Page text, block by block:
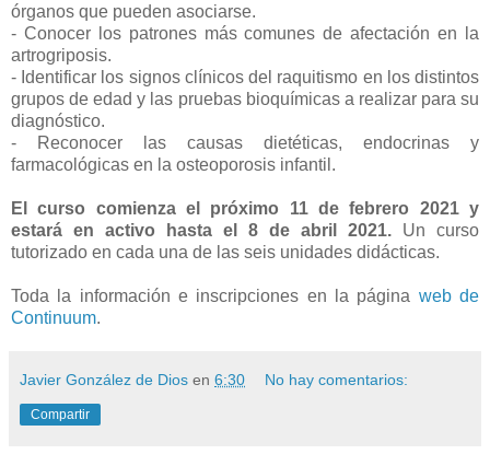
órganos que pueden asociarse.
- Conocer los patrones más comunes de afectación en la
artrogriposis.
- Identificar los signos clínicos del raquitismo en los distintos
grupos de edad y las pruebas bioquímicas a realizar para su
diagnóstico.
- Reconocer las causas dietéticas, endocrinas y
farmacológicas en la osteoporosis infantil.
El curso comienza el próximo 11 de febrero 2021 y
estará en activo hasta el 8 de abril 2021. Un curso
tutorizado en cada una de las seis unidades didácticas.
Toda la información e inscripciones en la página web de
Continuum.
Javier González de Dios en 6:30 No hay comentarios:
Compartir